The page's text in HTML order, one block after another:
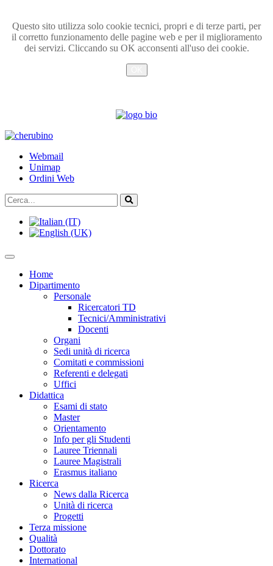
Questo sito utilizza solo cookie tecnici, propri e di terze parti, per
il corretto funzionamento delle pagine web e per il miglioramento
dei servizi. Cliccando su OK acconsenti all'uso dei cookie.
TPL_UNIPI_SKIP_TO_CONTENT
Webmail
Unimap
Ordini Web
Cerca...
Vai
Home
Dipartimento
Personale
Ricercatori TD
Tecnici/Amministrativi
Docenti
Organi
Sedi unità di ricerca
Comitati e commissioni
Referenti e delegati
Uffici
Didattica
Esami di stato
Master
Orientamento
Info per gli Studenti
Lauree Triennali
Lauree Magistrali
Erasmus italiano
Ricerca
News dalla Ricerca
Unità di ricerca
Progetti
Terza missione
Qualità
Dottorato
International